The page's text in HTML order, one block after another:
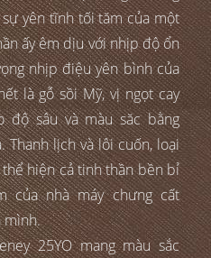
yên tĩnh tối tăm của một
ấy êm dịu với nhịp độ ổn
nhịp điệu yên bình của
là gỗ sồi Mỹ, vị ngọt cay
sâu và màu săc bằng
Thanh lịch và lôi cuốn, loại
hiện cả tinh thần bền bỉ
của nhà máy chưng cất
mình.
25YO mang màu sắc